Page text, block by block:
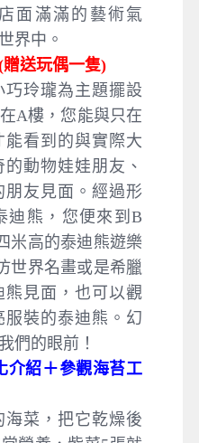
面滿滿的藝術氣
界中。
贈送玩偶⼀隻)
玲瓏為主題擺設
A樓，您能與只在
看到的與實際大
動物娃娃朋友、
朋友見面。經過形
迪熊，您便來到B
米高的泰迪熊遊樂
世界名畫或是希臘
熊見面，也可以觀
裝的泰迪熊。幻
們的眼前！
介紹＋參觀海苔工
菜，把它乾燥後